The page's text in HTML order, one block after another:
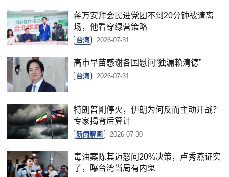
蒋万安拜会民进党团不到20分钟被请离
场，他看穿绿营策略
台湾 2026-07-31
高市早苗感谢各国慰问“独漏赖清德”
台湾 2026-07-31
特朗普刚停火，伊朗为何反而主动开战？
专家揭背后算计
新闻解画 2026-07-30
毒油案陈其迈怒问20%决策，卢秀燕证实
了，曝台湾当局有内鬼